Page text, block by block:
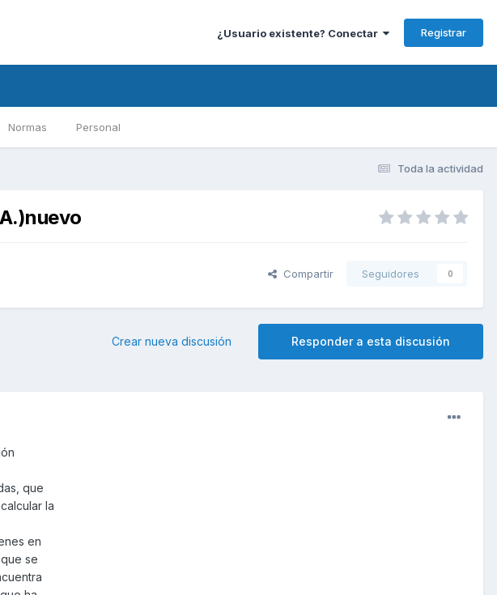
¿Usuario existente? Conectar Registrar
Normas Personal
Toda la actividad
Compartir Seguidores 0
Responder a esta discusión
Crear nueva discusión
que
la
en
se